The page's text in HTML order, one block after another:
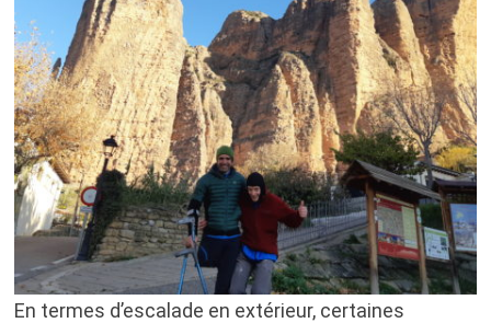
En termes d’escalade en extérieur, certaines